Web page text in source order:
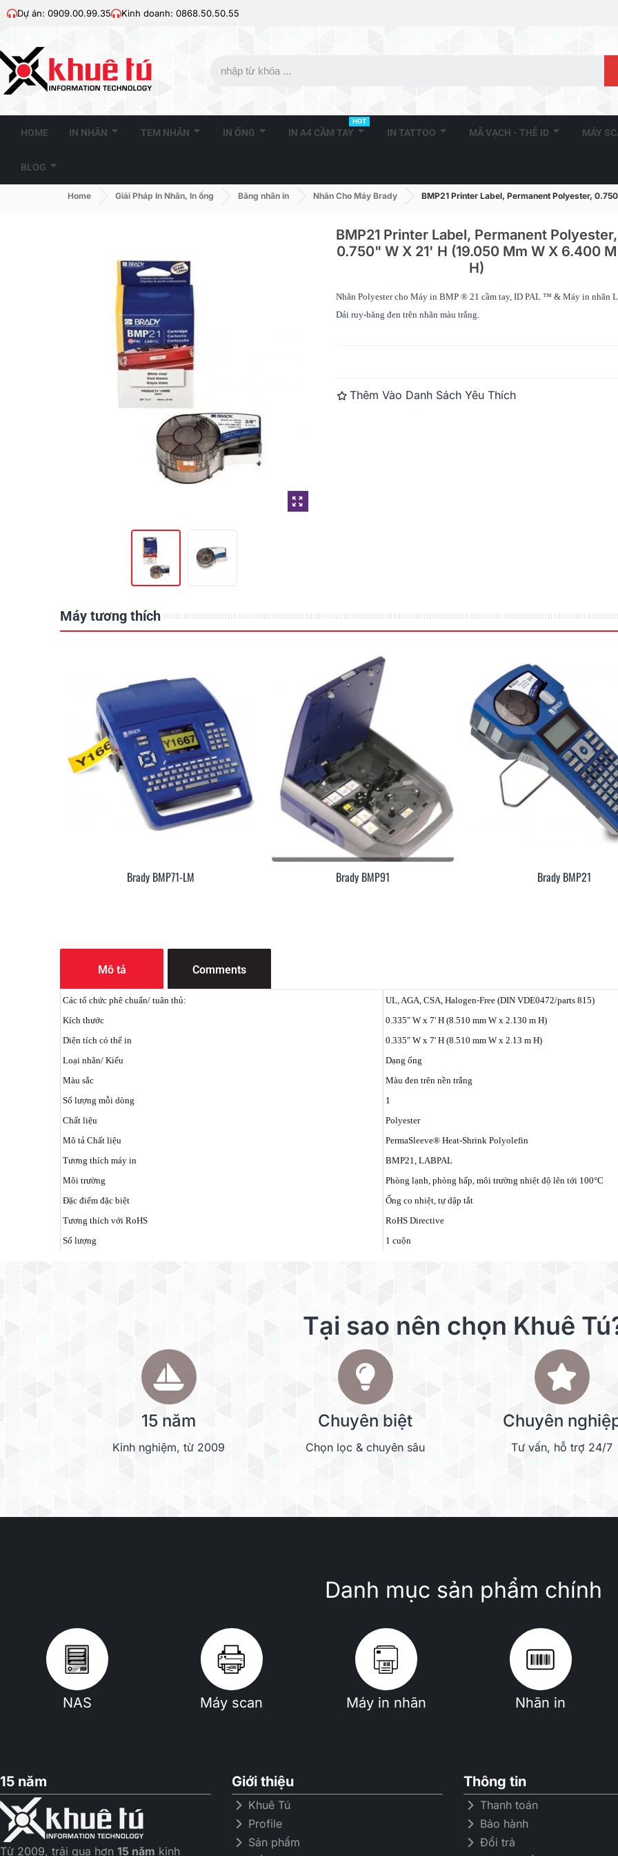
Dự án: 0909.00.99.35 Kinh doanh: 0868.50.50.55
HOME IN NHÃN TEM NHÃN IN ỐNG IN A4 CẦM TAY
HOT
IN TATTOO MÃ VẠCH - THẺ ID MÁY
BLOG
Home Giải Pháp In Nhãn, In ống Băng nhãn in Nhãn Cho Máy Brady BMP21 Printer Label, Permanent Polyester,
BMP21 Printer Label, Permanent Polyester,
0.750" W X 21' H (19.050 Mm W X 6.400 M
H)
Nhãn Polyester cho Máy in BMP ® 21 cầm tay, ID PAL ™ & Máy in nhãn
Dải ruy-băng đen trên nhãn màu trắng.
Thêm Vào Danh Sách Yêu Thích
BMP21 Printer Label, Self-
Lam, 0.750" W X 16' H...
Film, 2" W
Máy tương thích
Brady BMP71-LM Brady BMP91 Brady BMP21
Mô tả Comments
Các tổ chức phê chuẩn/ tuân thủ:
UL, AGA, CSA, Halogen-Free (DIN VDE0472/parts 815)
Kích thước
0.335" W x 7' H (8.510 mm W x 2.130 m H)
Diện tích có thể in
0.335" W x 7' H (8.510 mm W x 2.13 m H)
Loại nhãn/ Kiểu
Dạng ống
Màu sắc
Màu đen trên nền trắng
Số lượng mỗi dòng
1
Chất liệu
Polyester
Mô tả Chất liệu
PermaSleeve® Heat-Shrink Polyolefin
Tương thích máy in
BMP21, LABPAL
Môi trường
Phòng lạnh, phòng hấp, môi trường nhiệt độ lên tới 100°C
Đặc điểm đặc biệt
Ống co nhiệt, tự dập tắt
Tương thích với RoHS
RoHS Directive
Số lượng
1 cuộn
Tại sao nên chọn Khuê
15 năm
Kinh nghiệm, từ 2009
Chuyên biệt
Chọn lọc & chuyên sâu
Chuyên
Tư vấn, hỗ trợ 24/7
Danh mục sản phẩm chính
NAS Máy scan Máy in nhãn Nhãn in
15 năm
Từ 2009, trải qua hơn 15 năm kinh
Giới thiệu
Khuê Tú
Profile
Sản phẩm
Thông tin
Thanh toán
Bảo hành
Đổi trả